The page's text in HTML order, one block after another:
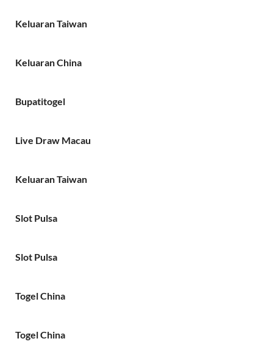
Keluaran Taiwan
Keluaran China
Bupatitogel
Live Draw Macau
Keluaran Taiwan
Slot Pulsa
Slot Pulsa
Togel China
Togel China